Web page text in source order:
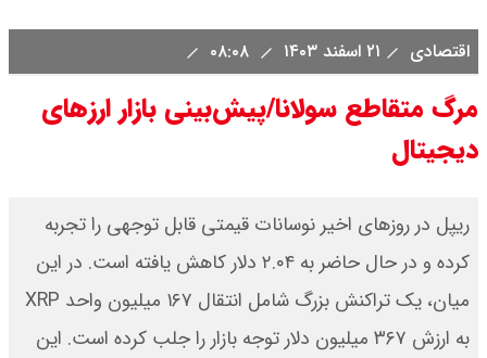
اقتصادی ۲۱ اسفند ۱۴۰۳
مرگ متقاطع سولانا/پیش‌بینی بازار ارزهای
دیجیتال
ریپل در روزهای اخیر نوسانات قیمتی قابل ‌توجهی را تجربه
کرده و در حال حاضر به ۲.۰۴ دلار کاهش یافته است. در این
میان، یک تراکنش بزرگ شامل انتقال ۱۶۷ میلیون واحد XRP
به ارزش ۳۶۷ میلیون دلار توجه بازار را جلب کرده است. این